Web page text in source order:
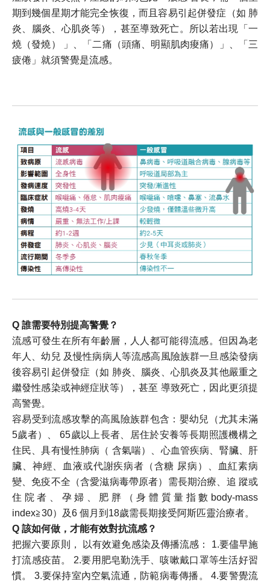
期到幾個星期才能完全恢復，而且容易引起併發症（如 肺
炎、腦炎、心肌炎等），甚至導致死亡。所以若出現「一
燒（發燒） 」、「二痛（頭痛、明顯肌肉痠痛）」、「三
疲倦」就須警覺是流感。
Q 誰需要特別提高警覺？
流感可發生在所有年齡層，人人都可能得流感。但因為老
年人、幼兒 及慢性病病人等流感高風險族群一旦感染發病
後容易引起併發症（如 肺炎、腦炎、心肌炎及其他嚴重之
繼發性感染或神經症狀等），甚至 導致死亡，因此更須提
高警覺。​
容易受到流感攻擊的高風險族群包含：嬰幼兒（尤其未滿
5歲者）、 65歲以上長者、居住於安養等長期照護機構之
住民、具有慢性肺病（ 含氣喘）、心血管疾病、腎臟、肝
臟、神經、血液或代謝疾病者（含糖 尿病）、血紅素病
變、免疫不全（含愛滋病毒帶原者）需長期治療、追 蹤或
住院者、孕婦、肥胖（身體質量指數body-mass
index≧30）及6 個月到18歲需長期接受阿斯匹靈治療者。
Q 該如何做，才能有效對抗流感？
把握六要原則， 以有效避免感染及傳播流感： 1.要儘早施
打流感疫苗。 2.要用肥皂勤洗手、咳嗽戴口罩等生活好習
慣。 3.要保持室內空氣流通，防範病毒傳播。 4.要警覺流